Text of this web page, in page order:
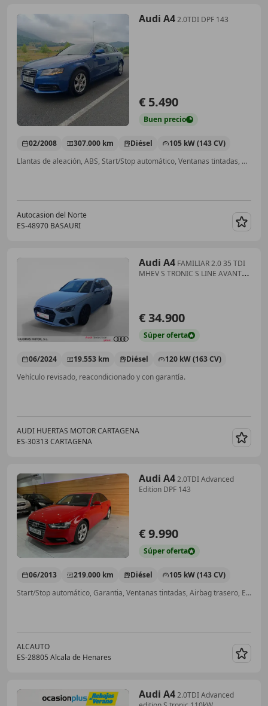
Audi A42.0TDI DPF 143
€ 5.490
Buen precio
02/2008 307.000 km Diésel
105 kW (143 CV)
Llantas de aleación, ABS, Start/Stop automático, Ventanas tintadas, Climatizador automático, Faros antiniebla, Ordenador, Airbags laterales
Autocasion del Norte
ES-48970 BASAURI
Audi A4 FAMILIAR 2.0 35 TDI
MHEV S TRONIC S LINE AVANT
€ 34.900
Súperoferta
06/2024 19.553 km Diésel
120 kW (163 CV)
Vehículo revisado, reacondicionado y con garantía.
AUDI HUERTAS MOTOR CARTAGENA
ES-30313 CARTAGENA
Audi A42.0TDI Advanced
Edition DPF 143
€ 9.990
Súperoferta
06/2013 219.000 km Diésel
105 kW (143 CV)
Start/Stop automático, Garantia, Ventanas tintadas, Airbag trasero, Elevalunas eléctrico, Airbags laterales, Cierre centralizado
ALCAUTO
ES-28805 Alcala de Henares
Audi A42.0TDI Advanced